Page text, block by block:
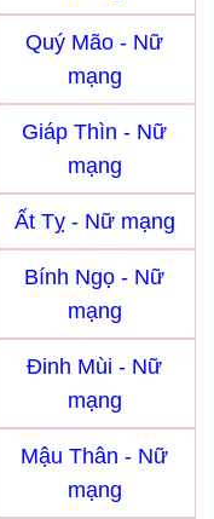
Quý Mão - Nữ
mạng
Giáp Thìn - Nữ
mạng
Ất Tỵ - Nữ mạng
Bính Ngọ - Nữ
mạng
Đinh Mùi - Nữ
mạng
Mậu Thân - Nữ
mạng